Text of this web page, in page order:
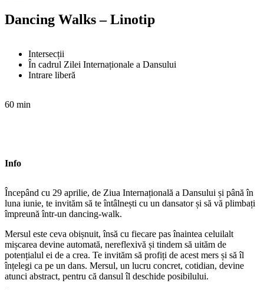
Dancing Walks – Linotip
Intersecții
În cadrul Zilei Internaționale a Dansului
Intrare liberă
60 min
Info
Începând cu 29 aprilie, de Ziua Internațională a Dansului și până în
luna iunie, te invităm să te întâlnești cu un dansator și să vă plimbați
împreună într-un dancing-walk.
Mersul este ceva obișnuit, însă cu fiecare pas înaintea celuilalt
mișcarea devine automată, nereflexivă și tindem să uităm de
potențialul ei de a crea. Te invităm să profiți de acest mers și să îl
înțelegi ca pe un dans. Mersul, un lucru concret, cotidian, devine
atunci abstract, pentru că dansul îl deschide posibilului.